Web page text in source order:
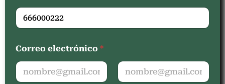
Correo electrónico *